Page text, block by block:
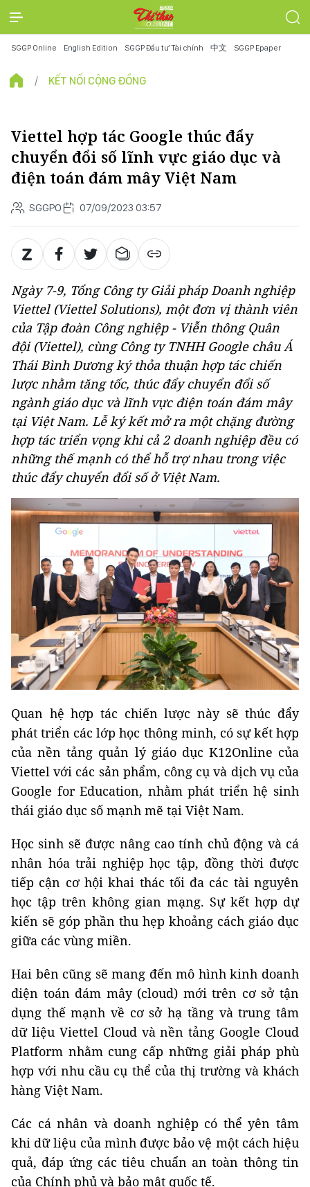
SGGP Online English Edition SGGP Đầu tư Tài chính 中文 SGGP Epaper
KẾT NỐI CỘNG ĐỒNG
Viettel hợp tác Google thúc đẩy
chuyển đổi số lĩnh vực giáo dục và
điện toán đám mây Việt Nam
SGGPO 07/09/2023 03:57
Ngày 7-9, Tổng Công ty Giải pháp Doanh nghiệp
Viettel (Viettel Solutions), một đơn vị thành viên
của Tập đoàn Công nghiệp - Viễn thông Quân
đội (Viettel), cùng Công ty TNHH Google châu Á
Thái Bình Dương ký thỏa thuận hợp tác chiến
lược nhằm tăng tốc, thúc đẩy chuyển đổi số
ngành giáo dục và lĩnh vực điện toán đám mây
tại Việt Nam. Lễ ký kết mở ra một chặng đường
hợp tác triển vọng khi cả 2 doanh nghiệp đều có
những thế mạnh có thể hỗ trợ nhau trong việc
thúc đẩy chuyển đổi số ở Việt Nam.
Quan hệ hợp tác chiến lược này sẽ thúc đẩy
phát triển các lớp học thông minh, có sự kết hợp
của nền tảng quản lý giáo dục K12Online của
Viettel với các sản phẩm, công cụ và dịch vụ của
Google for Education, nhằm phát triển hệ sinh
thái giáo dục số mạnh mẽ tại Việt Nam.
Học sinh sẽ được nâng cao tính chủ động và cá
nhân hóa trải nghiệp học tập, đồng thời được
tiếp cận cơ hội khai thác tối đa các tài nguyên
học tập trên không gian mạng. Sự kết hợp dự
kiến sẽ góp phần thu hẹp khoảng cách giáo dục
giữa các vùng miền.
Hai bên cũng sẽ mang đến mô hình kinh doanh
điện toán đám mây (cloud) mới trên cơ sở tận
dụng thế mạnh về cơ sở hạ tầng và trung tâm
dữ liệu Viettel Cloud và nền tảng Google Cloud
Platform nhằm cung cấp những giải pháp phù
hợp với nhu cầu cụ thể của thị trường và khách
hàng Việt Nam.
Các cá nhân và doanh nghiệp có thể yên tâm
khi dữ liệu của mình được bảo vệ một cách hiệu
quả, đáp ứng các tiêu chuẩn an toàn thông tin
của Chính phủ và bảo mật quốc tế.